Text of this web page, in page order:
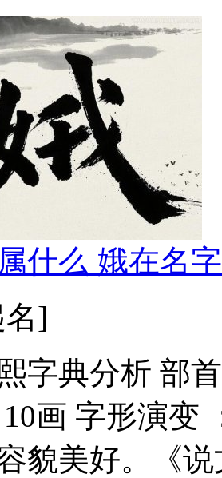
什么 娥在名
]
字典分析 部
画 字形演变
貌美好。《